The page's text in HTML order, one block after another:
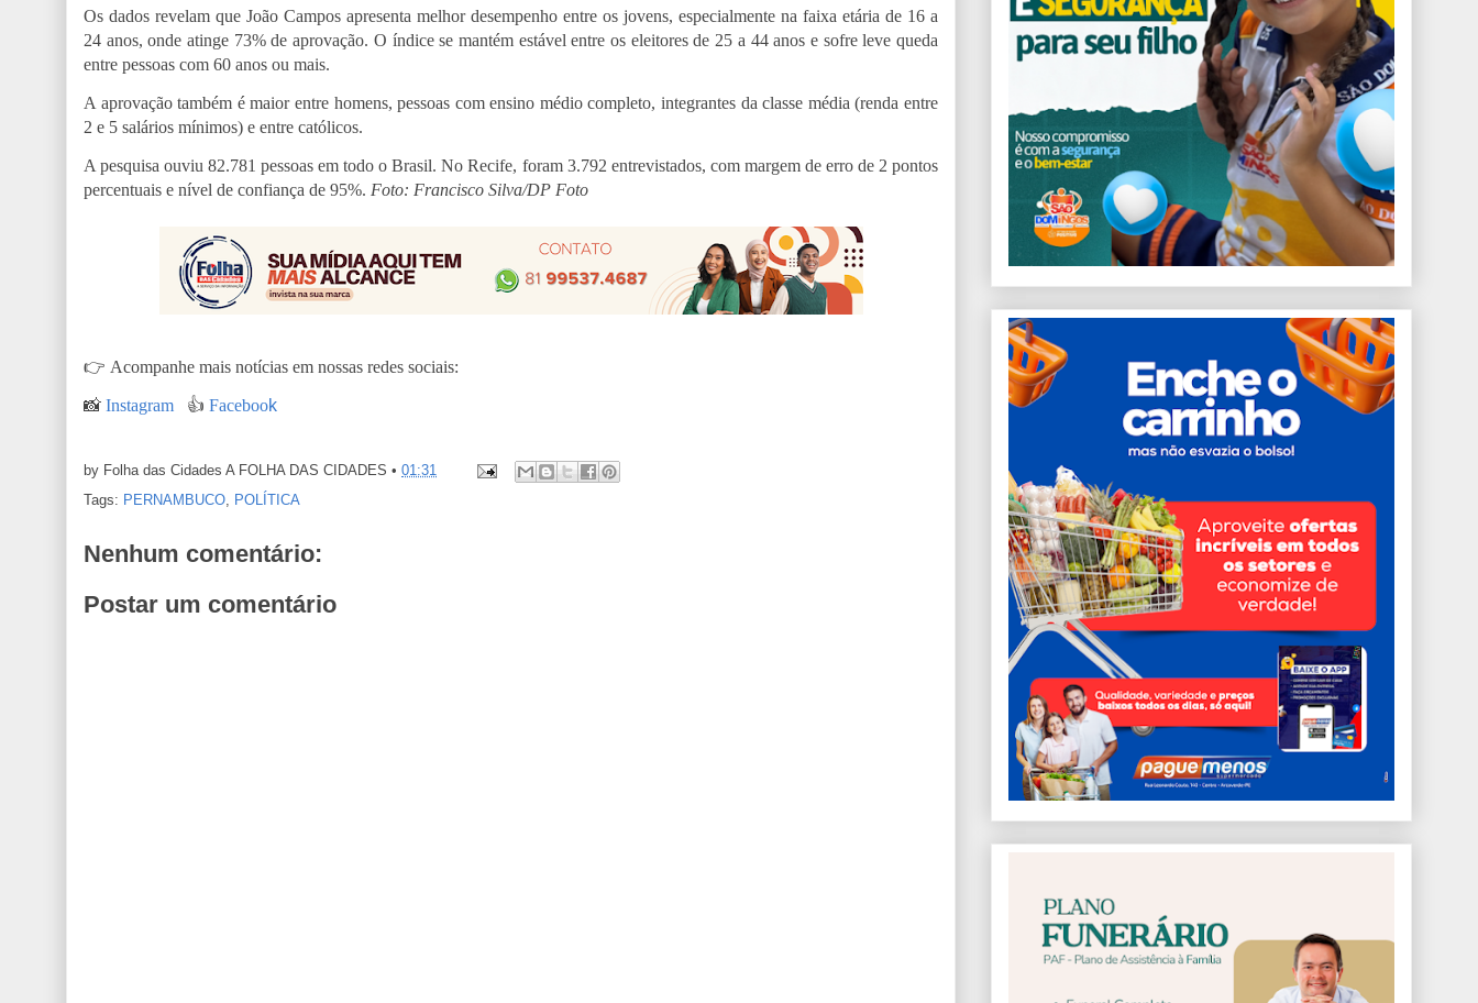
Os dados revelam que João Campos apresenta melhor desempenho entre os jovens, especialmente na faixa etária de 16 a
24 anos, onde atinge 73% de aprovação. O índice se mantém estável entre os eleitores de 25 a 44 anos e sofre leve queda
entre pessoas com 60 anos ou mais.
A aprovação também é maior entre homens, pessoas com ensino médio completo, integrantes da classe média (renda entre
2 e 5 salários mínimos) e entre católicos.
A pesquisa ouviu 82.781 pessoas em todo o Brasil. No Recife, foram 3.792 entrevistados, com margem de erro de 2 pontos
percentuais e nível de confiança de 95%. Foto: Francisco Silva/DP Foto
👉 Acompanhe mais notícias em nossas redes sociais:
📸 Instagram 👍 Facebook
by Folha das Cidades A FOLHA DAS CIDADES • 01:31
Tags: PERNAMBUCO, POLÍTICA
Nenhum comentário:
Postar um comentário